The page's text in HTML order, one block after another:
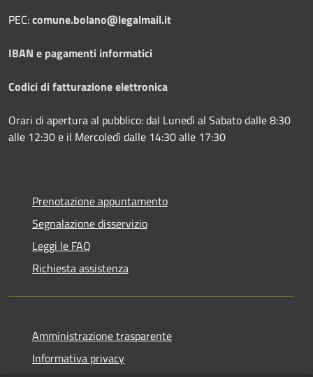
PEC:comune.bolano@legalmail.it
IBAN e pagamenti informatici
Codici di fatturazione elettronica
Orari di apertura al pubblico: dal Lunedì al Sabato dalle 8:30
alle 12:30 e il Mercoledì dalle 14:30 alle 17:30
Prenotazione appuntamento
Segnalazione disservizio
Leggi le FAQ
Richiesta assistenza
Amministrazione trasparente
Informativa privacy